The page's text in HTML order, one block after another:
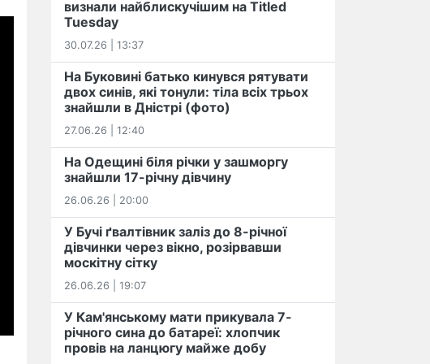
визнали найблискучішим на Titled
Tuesday
30.07.26 | 13:37
На Буковині батько кинувся рятувати
двох синів, які тонули: тіла всіх трьох
знайшли в Дністрі (фото)
27.06.26 | 12:40
На Одещині біля річки у зашморгу
знайшли 17-річну дівчину
26.06.26 | 20:00
У Бучі ґвалтівник заліз до 8-річної
дівчинки через вікно, розірвавши
москітну сітку
26.06.26 | 19:07
У Кам'янському мати прикувала 7-
річного сина до батареї: хлопчик
провів на ланцюгу майже добу